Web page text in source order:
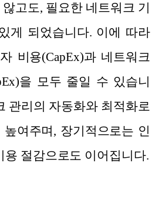
고도, 필요한 네트워크 기
게 되었습니다. 이에 따라
비용(CapEx)과 네트워크
을 모두 줄일 수 있습니
관리의 자동화와 최적화로
여주며, 장기적으로는 인
용 절감으로도 이어집니다.